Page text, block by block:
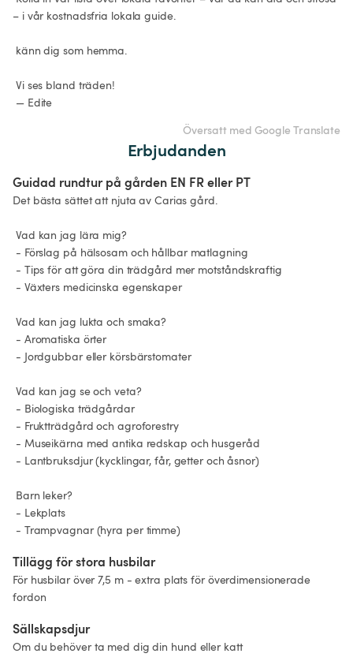
– i vår kostnadsfria lokala guide.
— Edite
Översatt med Google Translate
Erbjudanden
Guidad rundtur på gården EN FR eller PT
Det bästa sättet att njuta av Carias gård.
- Trampvagnar (hyra per timme)
Tillägg för stora husbilar
För husbilar över 7,5 m - extra plats för överdimensionerade
fordon
Sällskapsdjur
Om du behöver ta med dig din hund eller katt